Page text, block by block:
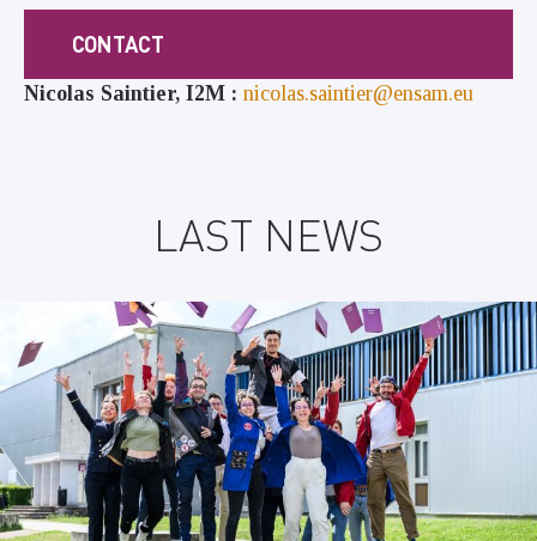
CONTACT
Nicolas Saintier, I2M : nicolas.saintier@ensam.eu
LAST NEWS